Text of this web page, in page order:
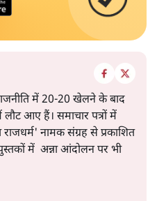
में 20-20 खेलने के बाद
लौट आए हैं। समाचार पत्रों में
नामक संग्रह से प्रकाशित
में अन्ना आंदोलन पर भी